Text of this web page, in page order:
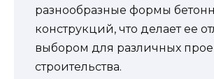
разнообразные формы
конструкций, что делает ее
выбором для различных
строительства.